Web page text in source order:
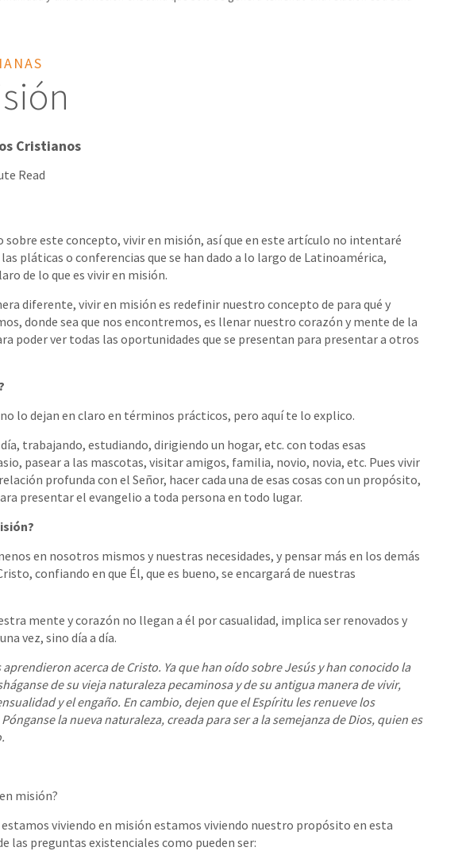
Cristianos
Read
sobre este concepto, vivir en misión, así que en este artículo no intentaré
pláticas o conferencias que se han dado a lo largo de Latinoamérica,
de lo que es vivir en misión.
diferente, vivir en misión es redefinir nuestro concepto de para qué y
donde sea que nos encontremos, es llenar nuestro corazón y mente de la
poder ver todas las oportunidades que se presentan para presentar a otros
lo dejan en claro en términos prácticos, pero aquí te lo explico.
trabajando, estudiando, dirigiendo un hogar, etc. con todas esas
pasear a las mascotas, visitar amigos, familia, novio, novia, etc. Pues vivir
profunda con el Señor, hacer cada una de esas cosas con un propósito,
presentar el evangelio a toda persona en todo lugar.
en nosotros mismos y nuestras necesidades, y pensar más en los demás
confiando en que Él, que es bueno, se encargará de nuestras
mente y corazón no llegan a él por casualidad, implica ser renovados y
vez, sino día a día.
acerca de Cristo. Ya que han oído sobre Jesús y han conocido la
de su vieja naturaleza pecaminosa y de su antigua manera de vivir,
y el engaño. En cambio, dejen que el Espíritu les renueve los
la nueva naturaleza, creada para ser a la semejanza de Dios, quien es
misión?
estamos viviendo en misión estamos viviendo nuestro propósito en esta
las preguntas existenciales como pueden ser: